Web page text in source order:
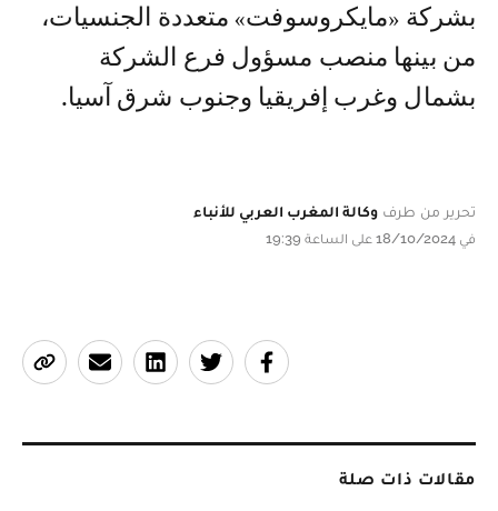
بشركة «مايكروسوفت» متعددة الجنسيات،
من بينها منصب مسؤول فرع الشركة
بشمال وغرب إفريقيا وجنوب شرق آسيا.
تحرير من طرف وكالة المغرب العربي للأنباء
في 18/10/2024 على الساعة 19:39
مقالات ذات صلة